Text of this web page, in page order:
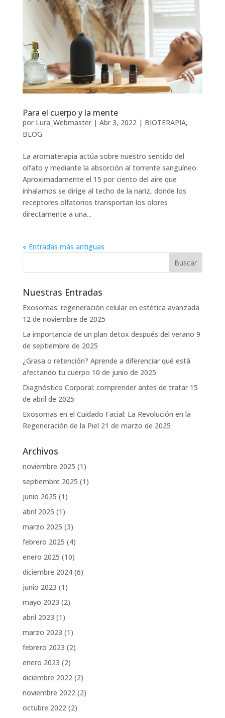
Para el cuerpo y la mente
por Lura_Webmaster| Abr 3, 2022| BIOTERAPIA,
BLOG
La aromaterapia actúa sobre nuestro sentido del
olfato y mediante la absorción al torrente sanguíneo.
Aproximadamente el 15 por ciento del aire que
inhalamos se dirige al techo de la nariz, donde los
receptores olfatorios transportan los olores
directamente a una...
« Entradas más antiguas
Nuestras Entradas
Exosomas: regeneración celular en estética avanzada
12 de noviembre de 2025
La importancia de un plan detox después del verano 9
de septiembre de 2025
¿Grasa o retención? Aprende a diferenciar qué está
afectando tu cuerpo 10 de junio de 2025
Diagnóstico Corporal: comprender antes de tratar 15
de abril de 2025
Exosomas en el Cuidado Facial: La Revolución en la
Regeneración de la Piel 21 de marzo de 2025
Archivos
noviembre 2025 (1)
septiembre 2025 (1)
junio 2025 (1)
abril 2025 (1)
marzo 2025 (3)
febrero 2025 (4)
enero 2025 (10)
diciembre 2024(6)
junio 2023 (1)
mayo 2023 (2)
abril 2023 (1)
marzo 2023 (1)
febrero 2023 (2)
enero 2023 (2)
diciembre 2022(2)
noviembre 2022(2)
octubre 2022(2)